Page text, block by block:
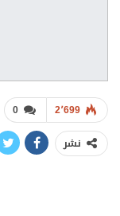
0 2٬699
نشر